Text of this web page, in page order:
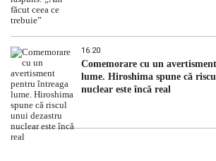
16:20
Comemorare cu un
lume. Hiroshima spune că
nuclear este încă real